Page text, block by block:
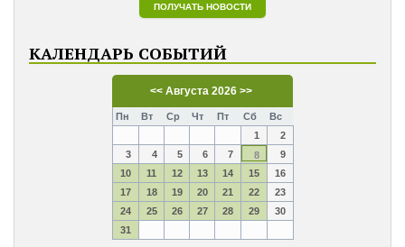
КАЛЕНДАРЬ СОБЫТИЙ
<< Августа 2026 >>
Пн Вт Ср Чт Пт Сб
Вс
1
2
3
4 5 6 7 8
9
10
11 12 13 14 15
16
17
18 19 20 21 22
23
24
25 26 27 28 29
30
31